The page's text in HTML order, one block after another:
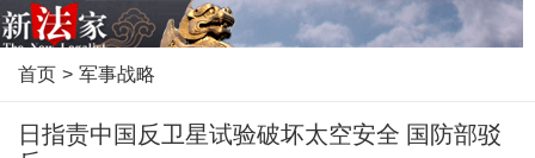
首页 > 军事战略
日指责中国反卫星试验破坏太空安全 国防部驳